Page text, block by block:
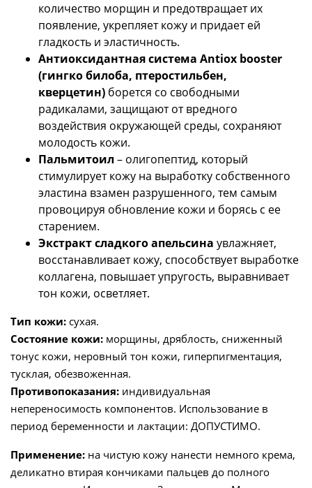
количество морщин и предотвращает их
появление, укрепляет кожу и придает ей
гладкость и эластичность.
Антиоксидантная система Antiox booster
(гингко билоба, птеростильбен,
кверцетин) борется со свободными
радикалами, защищают от вредного
воздействия окружающей среды, сохраняют
молодость кожи.
Пальмитоил – олигопептид, который
стимулирует кожу на выработку собственного
эластина взамен разрушенного, тем самым
провоцируя обновление кожи и борясь с ее
старением.
Экстракт сладкого апельсина увлажняет,
восстанавливает кожу, способствует выработке
коллагена, повышает упругость, выравнивает
тон кожи, осветляет.
Тип кожи: сухая.
Состояние кожи: морщины, дряблость, сниженный
тонус кожи, неровный тон кожи, гиперпигментация,
тусклая, обезвоженная.
Противопоказания: индивидуальная
непереносимость компонентов. Использование в
период беременности и лактации: ДОПУСТИМО.
Применение: на чистую кожу нанести немного крема,
деликатно втирая кончиками пальцев до полного